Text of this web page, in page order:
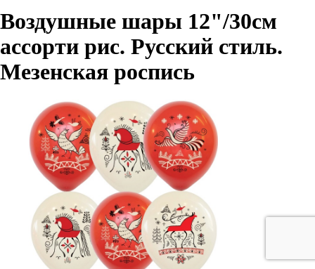
Воздушные шары 12"/30см
ассорти рис. Русский стиль.
Мезенская роспись